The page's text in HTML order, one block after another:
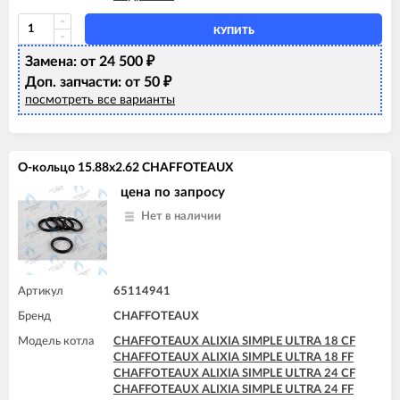
CHAFFOTEAUX TALIA 25 CF
CHAFFOTEAUX TALIA 30 CF
CHAFFOTEAUX TALIA 30 FF
CHAFFOTEAUX TALIA 35 FF
CHAFFOTEAUX TALIA SYSTEM 15 CF
CHAFFOTEAUX TALIA SYSTEM 30 FF
CHAFFOTEAUX PIGMA ULTRA SYSTEM 25 FF
КУПИТЬ
Замена: от 24 500 ₽
Доп. запчасти: от 50 ₽
посмотреть все варианты
О-кольцо 15.88x2.62 CHAFFOTEAUX
цена по запросу
Нет в наличии
Артикул 65114941
Бренд CHAFFOTEAUX
Модель котла
CHAFFOTEAUX ALIXIA SIMPLE ULTRA 18 CF
CHAFFOTEAUX ALIXIA SIMPLE ULTRA 18 FF
CHAFFOTEAUX ALIXIA SIMPLE ULTRA 24 CF
CHAFFOTEAUX ALIXIA SIMPLE ULTRA 24 FF